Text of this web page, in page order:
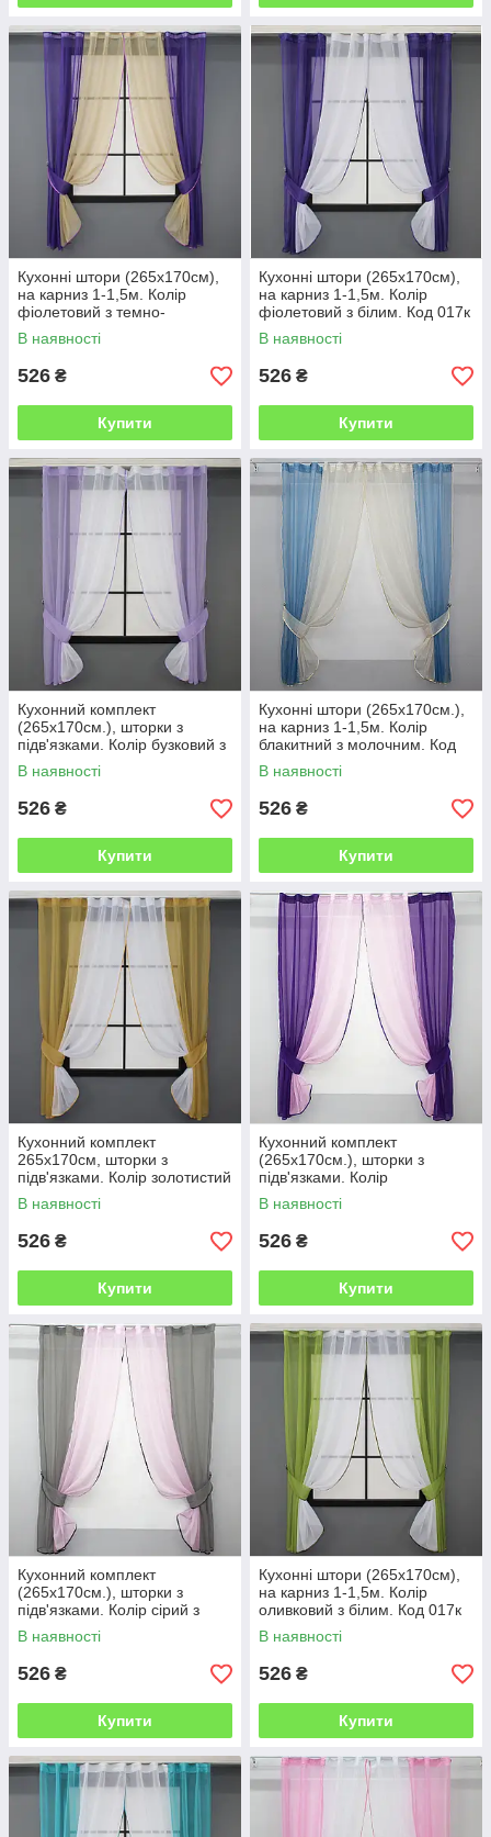
Кухонні штори (265х170см),
на карниз 1-1,5м. Колір
фіолетовий з темно-
бежевим. Код 017к 50-235
В наявності
526 ₴
Купити
Кухонні штори (265х170см),
на карниз 1-1,5м. Колір
фіолетовий з білим. Код 017к
50-012
В наявності
526 ₴
Купити
Кухонний комплект
(265х170см.), шторки з
підв'язками. Колір бузковий з
білим. Код 017к 50-017
В наявності
526 ₴
Купити
Кухонні штори (265х170см.),
на карниз 1-1,5м. Колір
блакитний з молочним. Код
017к 50-665
В наявності
526 ₴
Купити
Кухонний комплект
265х170см, шторки з
підв'язками. Колір золотистий
з білим. № 017к 50-015
В наявності
526 ₴
Купити
Кухонний комплект
(265х170см.), шторки з
підв'язками. Колір
фіолетовий з рожевим. Код
017к 50-011
В наявності
526 ₴
Купити
Кухонний комплект
(265х170см.), шторки з
підв'язками. Колір сірий з
рожевим. Код 017к 50-013
В наявності
526 ₴
Купити
Кухонні штори (265х170см),
на карниз 1-1,5м. Колір
оливковий з білим. Код 017к
50-018
В наявності
526 ₴
Купити